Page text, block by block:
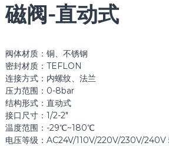
磁阀-直动式
阀体材质：铜、不锈钢
密封材质：TEFLON
连接方式：内螺纹、法兰
压力范围：0-8bar
结构形式：直动式
接口尺寸：1/2-2″
温度范围：-29℃~180℃
电压等级：AC24V/110V/220V/230V/